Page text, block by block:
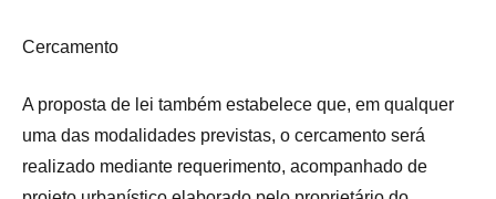
Cercamento
A proposta de lei também estabelece que, em qualquer
uma das modalidades previstas, o cercamento será
realizado mediante requerimento, acompanhado de